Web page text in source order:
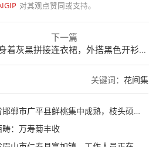
对其观点赞同或支持。
下一篇
灰黑拼接连衣裙，外搭黑色开衫，长发披肩
关键词： 花间集
郸市广平县鲜桃集中成熟，枝头硕果累累
畴：万寿菊丰收